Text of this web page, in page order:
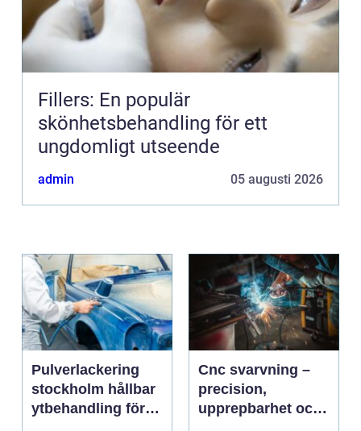
Fillers: En populär
skönhetsbehandling för ett
ungdomligt utseende
admin 05 augusti 2026
Pulverlackering
stockholm hållbar
ytbehandling för
Cnc svarvning –
precision,
upprepbarhet och